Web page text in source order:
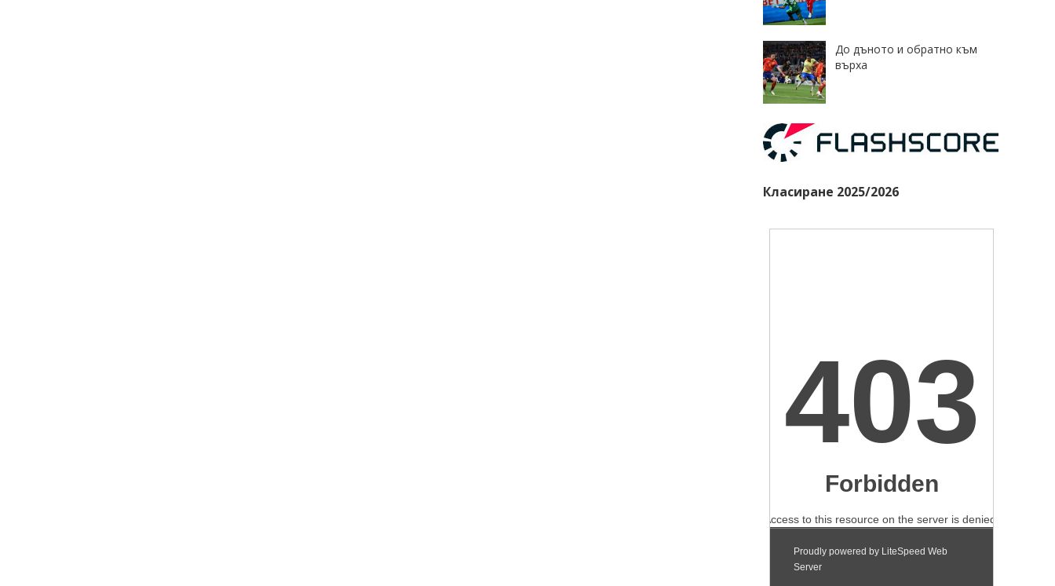
До дъното и обратно към
върха
Класиране 2025/2026